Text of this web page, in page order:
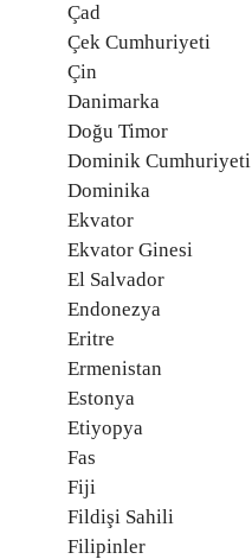
Çad
Çek Cumhuriyeti
Çin
Danimarka
Doğu Timor
Dominik Cumhuriyeti
Dominika
Ekvator
Ekvator Ginesi
El Salvador
Endonezya
Eritre
Ermenistan
Estonya
Etiyopya
Fas
Fiji
Fildişi Sahili
Filipinler